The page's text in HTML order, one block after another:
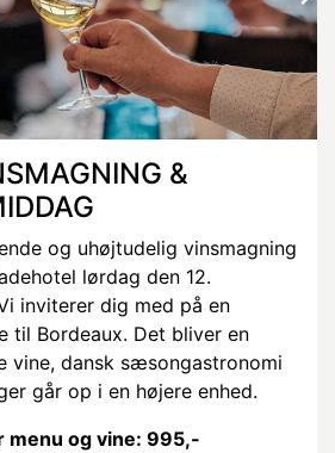
&
og uhøjtudelig vinsmagning
lørdag den 12.
inviterer dig med på en
til Bordeaux. Det bliver en
vine, dansk sæsongastronomi
går op i en højere enhed.
menu og vine: 995,-